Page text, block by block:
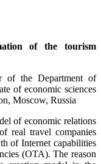
of the tourism
of the Department of
of economic sciences
Moscow, Russia
of economic relations
real travel companies
of Internet capabilities
(OTA). The reason